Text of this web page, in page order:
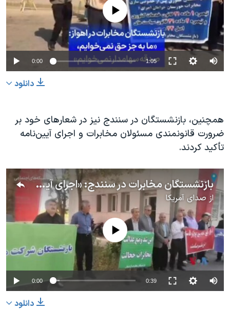
No media source currently available
0:00 1:05
دانلود
همچنین، بازنشستگان در سنندج نیز در شعارهای خود بر
ضرورت قانونمندی مسئولان مخابرات و اجرای آیین‌نامه
تأکید کردند.
بازنشستگان مخابرات در سنندج: «اجرای آیین‌نامه حق مسلم ماست»
از صدای آمریکا
No media source currently available
0:00 0:39
دانلود